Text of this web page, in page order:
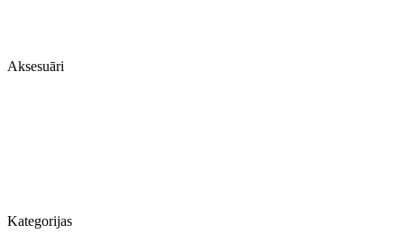
Aksesuāri
Kategorijas